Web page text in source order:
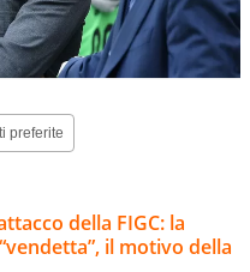
preferite
della FIGC: la
il motivo della